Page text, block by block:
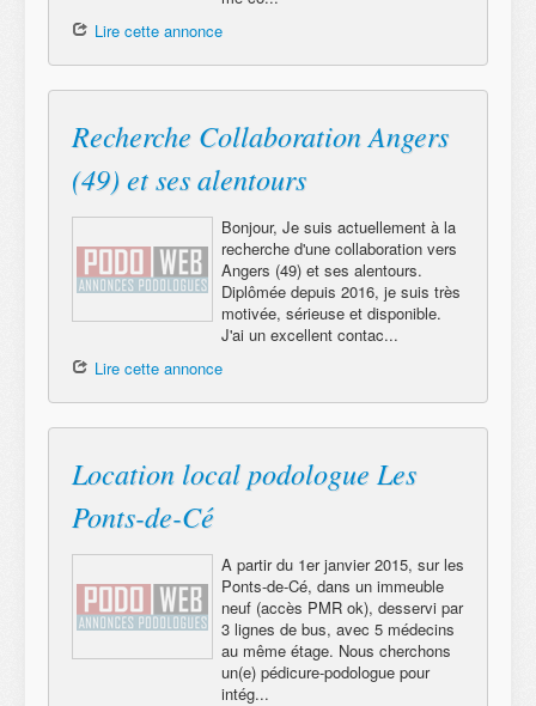
Lire cette annonce
Recherche Collaboration Angers
(49) et ses alentours
Bonjour, Je suis actuellement à la
recherche d'une collaboration vers
Angers (49) et ses alentours.
Diplômée depuis 2016, je suis très
motivée, sérieuse et disponible.
J'ai un excellent contac...
Lire cette annonce
Location local podologue Les
Ponts-de-Cé
A partir du 1er janvier 2015, sur les
Ponts-de-Cé, dans un immeuble
neuf (accès PMR ok), desservi par
3 lignes de bus, avec 5 médecins
au même étage. Nous cherchons
un(e) pédicure-podologue pour
intég...